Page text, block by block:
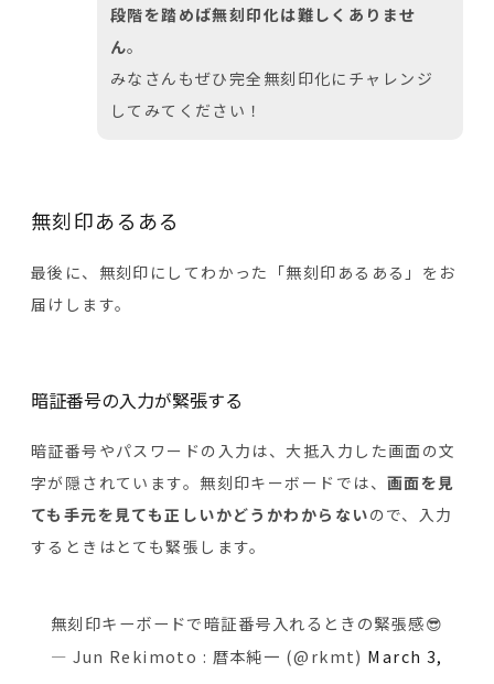
段階を踏めば無刻印化は難しくありませ
ん。
みなさんもぜひ完全無刻印化にチャレンジ
してみてください！
無刻印あるある
最後に、無刻印にしてわかった「無刻印あるある」をお
届けします。
暗証番号の入力が緊張する
暗証番号やパスワードの入力は、大抵入力した画面の文
字が隠されています。無刻印キーボードでは、 画面を見
ても手元を見ても正しいかどうかわからないので、入力
するときはとても緊張します。
無刻印キーボードで暗証番号入れるときの緊張感😎
— Jun Rekimoto : 暦本純一 (@rkmt) March 3,